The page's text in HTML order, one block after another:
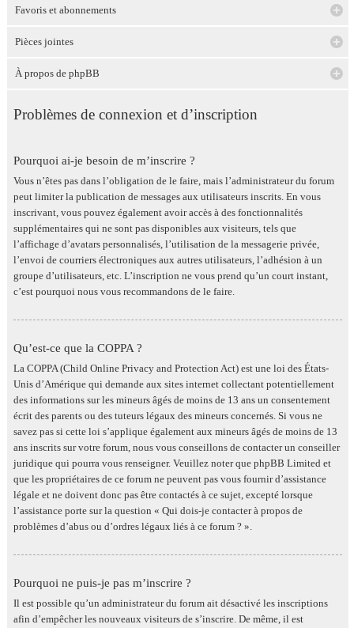
Favoris et abonnements
Pièces jointes
À propos de phpBB
Problèmes de connexion et d’inscription
Pourquoi ai-je besoin de m’inscrire ?
Vous n’êtes pas dans l’obligation de le faire, mais l’administrateur du forum
peut limiter la publication de messages aux utilisateurs inscrits. En vous
inscrivant, vous pouvez également avoir accès à des fonctionnalités
supplémentaires qui ne sont pas disponibles aux visiteurs, tels que
l’affichage d’avatars personnalisés, l’utilisation de la messagerie privée,
l’envoi de courriers électroniques aux autres utilisateurs, l’adhésion à un
groupe d’utilisateurs, etc. L’inscription ne vous prend qu’un court instant,
c’est pourquoi nous vous recommandons de le faire.
Qu’est-ce que la COPPA ?
La COPPA (Child Online Privacy and Protection Act) est une loi des États-
Unis d’Amérique qui demande aux sites internet collectant potentiellement
des informations sur les mineurs âgés de moins de 13 ans un consentement
écrit des parents ou des tuteurs légaux des mineurs concernés. Si vous ne
savez pas si cette loi s’applique également aux mineurs âgés de moins de 13
ans inscrits sur votre forum, nous vous conseillons de contacter un conseiller
juridique qui pourra vous renseigner. Veuillez noter que phpBB Limited et
que les propriétaires de ce forum ne peuvent pas vous fournir d’assistance
légale et ne doivent donc pas être contactés à ce sujet, excepté lorsque
l’assistance porte sur la question « Qui dois-je contacter à propos de
problèmes d’abus ou d’ordres légaux liés à ce forum ? ».
Pourquoi ne puis-je pas m’inscrire ?
Il est possible qu’un administrateur du forum ait désactivé les inscriptions
afin d’empêcher les nouveaux visiteurs de s’inscrire. De même, il est